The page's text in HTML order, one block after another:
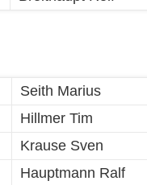
Seith Marius
Hillmer Tim
Krause Sven
Hauptmann Ralf